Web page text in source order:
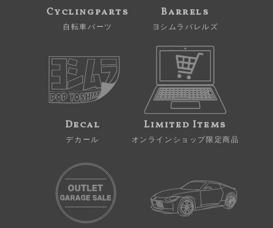
Cyclingparts
自転車パーツ
Barrels
ヨシムラバレルズ
Decal
デカール
Limited Items
オンラインショップ限定商品